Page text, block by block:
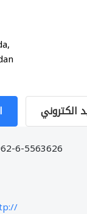
الكتروني
6-5563626